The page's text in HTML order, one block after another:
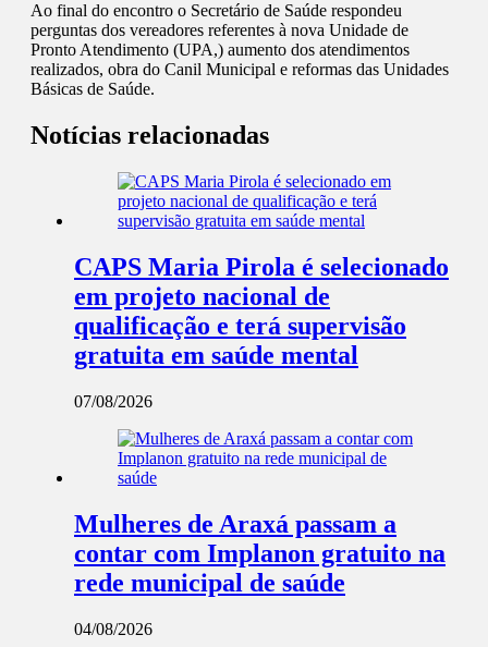
Ao final do encontro o Secretário de Saúde respondeu
perguntas dos vereadores referentes à nova Unidade de
Pronto Atendimento (UPA,) aumento dos atendimentos
realizados, obra do Canil Municipal e reformas das Unidades
Básicas de Saúde.
Notícias relacionadas
CAPS Maria Pirola é selecionado
em projeto nacional de
qualificação e terá supervisão
gratuita em saúde mental
07/08/2026
Mulheres de Araxá passam a
contar com Implanon gratuito na
rede municipal de saúde
04/08/2026